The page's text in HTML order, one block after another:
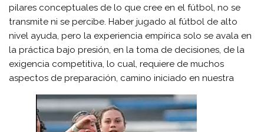
pilares conceptuales de lo que cree en el fútbol, no se
transmite ni se percibe. Haber jugado al fútbol de alto
nivel ayuda, pero la experiencia empírica solo se avala en
la práctica bajo presión, en la toma de decisiones, de la
exigencia competitiva, lo cual, requiere de muchos
aspectos de preparación, camino iniciado en nuestra